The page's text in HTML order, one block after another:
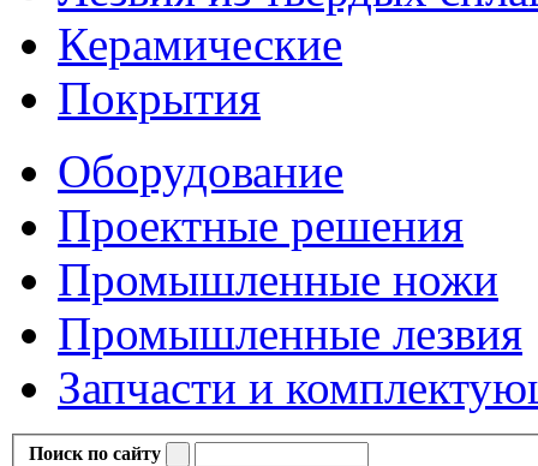
Керамические
Покрытия
Оборудование
Проектные решения
Промышленные ножи
Промышленные лезвия
Запчасти и
Поиск по сайту